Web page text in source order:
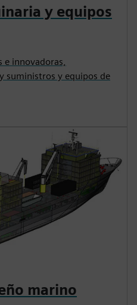
y equipos
innovadoras,
suministros y equipos de
marino